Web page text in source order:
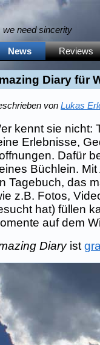
we need sincerity
News Reviews
Diary für
vonLukas
kennt sie nicht:
Erlebnisse,
Dafür
Büchlein. Mit
Tagebuch, das
z.B. Fotos,
hat) füllen
auf dem
Diary ist